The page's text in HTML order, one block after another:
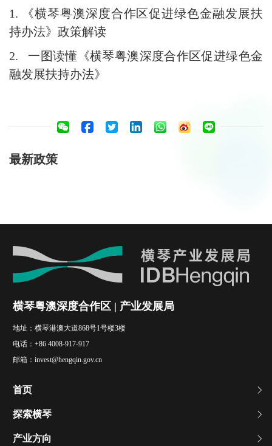
1.
《横琴粤澳深度合作区促进绿色金融发展扶
持办法》政策解读
2. 一图读懂《横琴粤澳深度合作区促进绿色金
融发展扶持办法》
最新政策
横琴粤澳深度合作区 | 产业发展局
地址： 横琴港澳大道868号1号楼3楼
电话： +86 4008-917-917
邮箱： invest@hengqin.gov.cn
首页
探索横琴
产业方向